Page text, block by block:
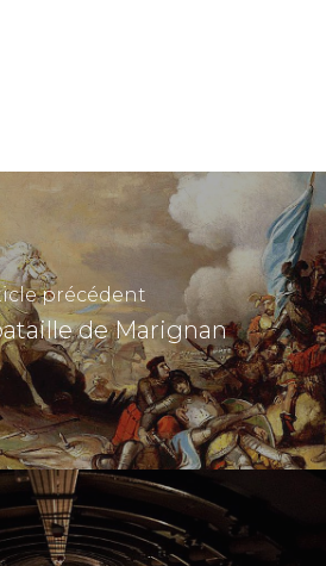
précédent
de Marignan